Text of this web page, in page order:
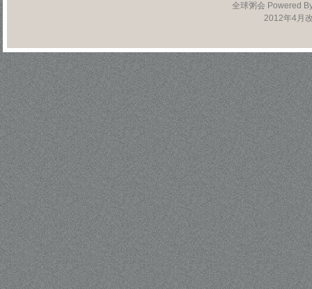
全球粥会 Powered
2012年4月